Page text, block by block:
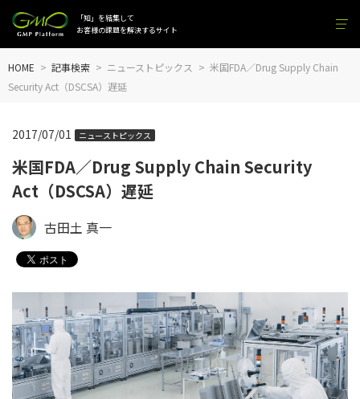
「知」を結集して
お客様の課題を解決するサイト
HOME 記事検索 ニューストピックス
米国FDA／Drug Supply Chain
Security Act（DSCSA）遅延
米国FDA／Drug Supply Chain Security
Act（DSCSA）遅延
2017/07/01 ニューストピックス
古田土 真一